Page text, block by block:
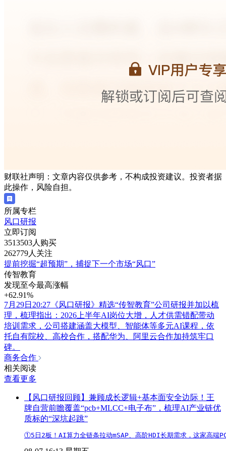
财联社声明：文章内容仅供参考，不构成投资建议。投资者据
此操作，风险自担。
所属专栏
风口研报
立即订阅
3513503人购买
262779人关注
提前挖掘“超预期”，捕捉下一个市场“风口”
传智教育
发现至今最高涨幅
+62.91%
7月29日20:27《风口研报》精选“传智教育”公司研报并加以梳
理，梳理指出：2026上半年AI岗位大增，人才供需错配带动
培训需求，公司搭建涵盖大模型、智能体等多元AI课程，依
托自有院校、高校合作，搭配华为、阿里云合作加持筑牢口
碑。
商务合作
相关阅读
查看更多
【风口研报回顾】兼顾成长逻辑+基本面安全边际！王
牌自营前瞻覆盖“pcb+MLCC+电子布”，梳理AI产业链优
质标的“深坑起跳”
①5日2板！AI算力全链条拉动mSAP、高阶HDI长期需求，这家高端